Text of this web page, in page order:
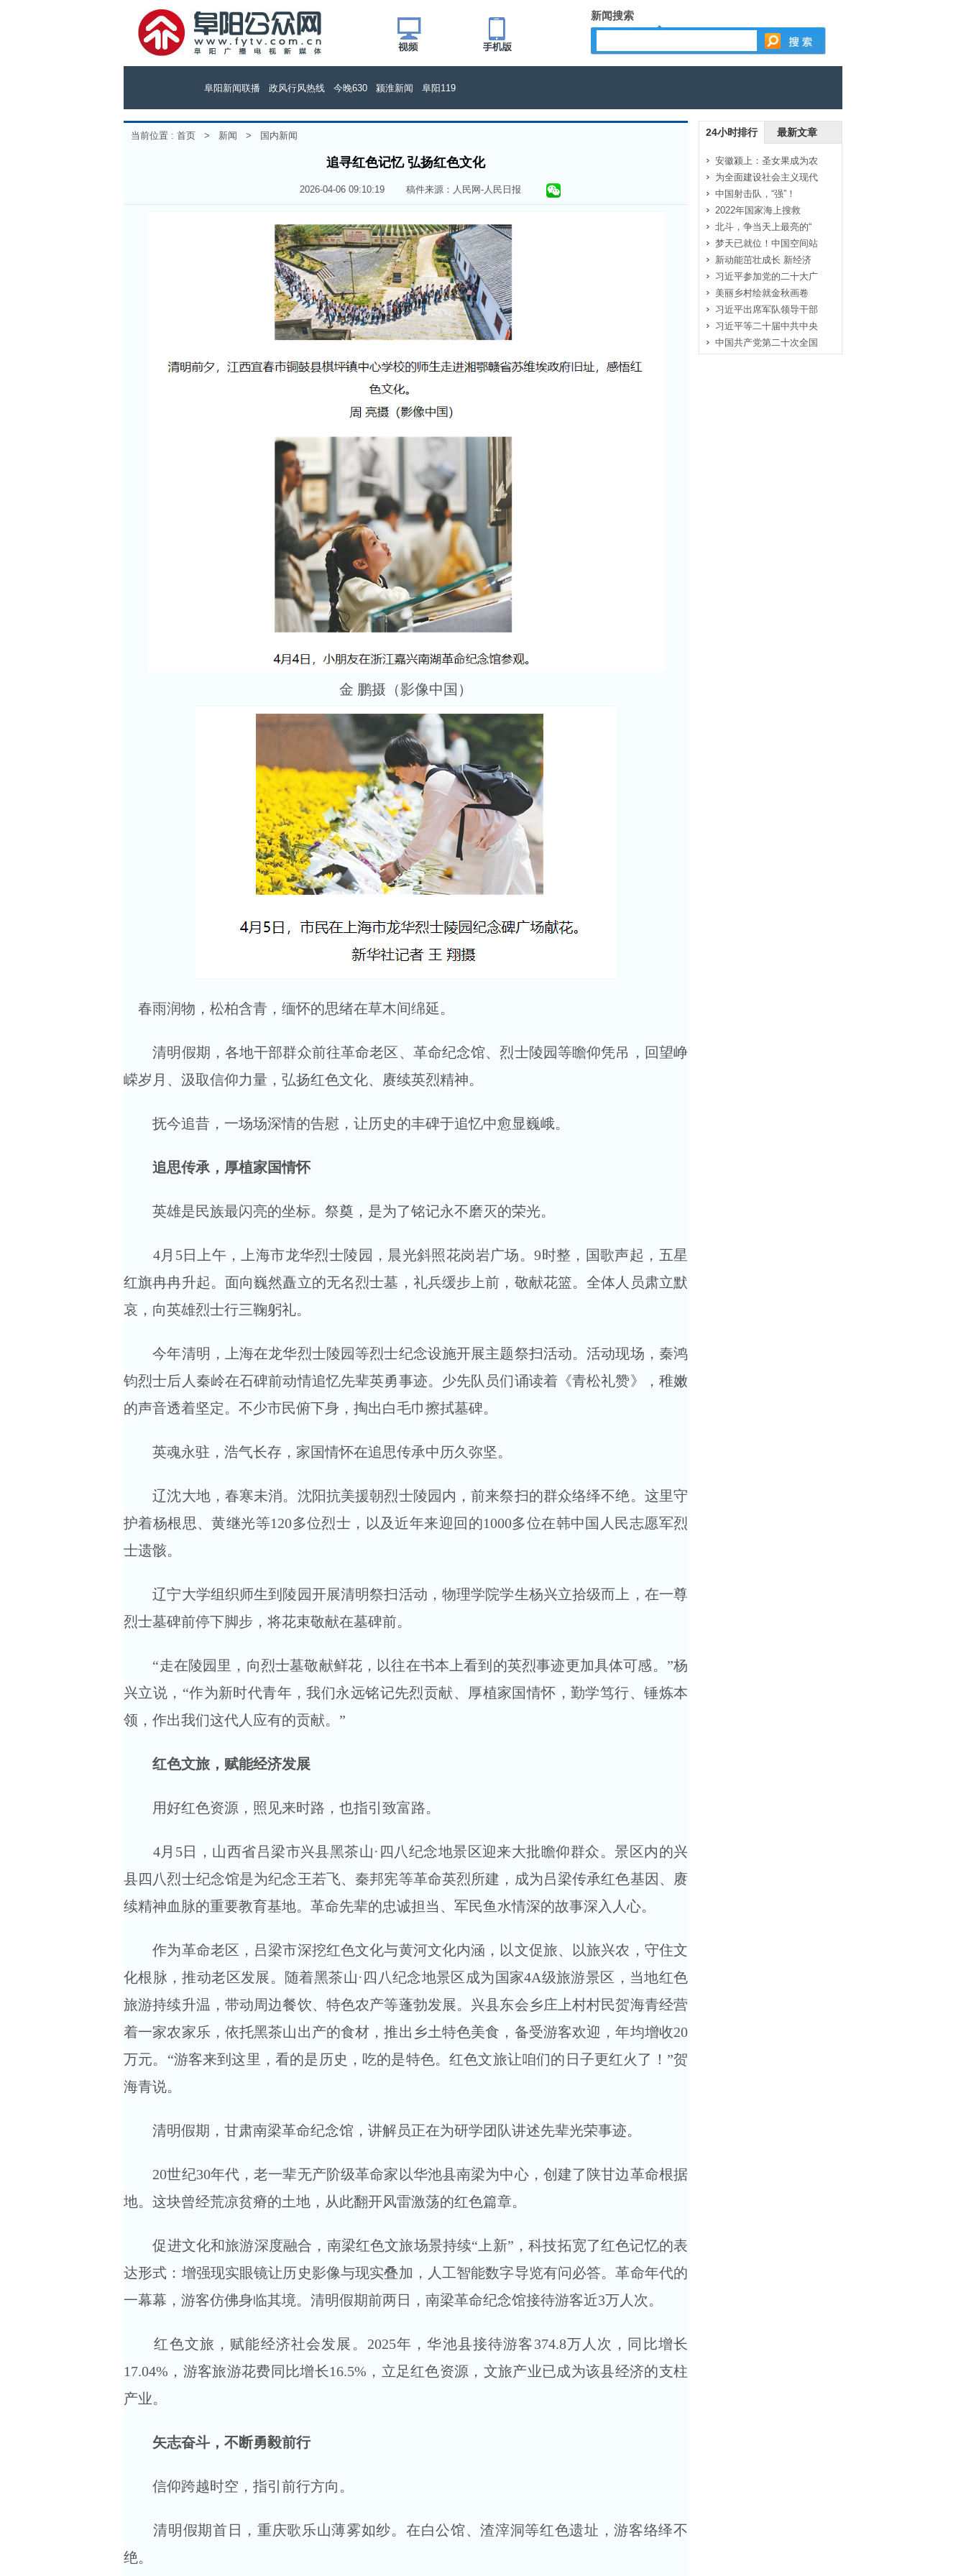
新闻搜索
阜阳新闻联播 政风行风热线 今晚630 颍淮新闻 阜阳119
当前位置 : 首页 > 新闻 > 国内新闻
追寻红色记忆 弘扬红色文化
2026-04-06 09:10:19 稿件来源：人民网-人民日报
金 鹏摄（影像中国）
春雨润物，松柏含青，缅怀的思绪在草木间绵延。
清明假期，各地干部群众前往革命老区、革命纪念馆、烈士陵园等瞻仰凭吊，回望峥
嵘岁月、汲取信仰力量，弘扬红色文化、赓续英烈精神。
抚今追昔，一场场深情的告慰，让历史的丰碑于追忆中愈显巍峨。
追思传承，厚植家国情怀
英雄是民族最闪亮的坐标。祭奠，是为了铭记永不磨灭的荣光。
4月5日上午，上海市龙华烈士陵园，晨光斜照花岗岩广场。9时整，国歌声起，五星
红旗冉冉升起。面向巍然矗立的无名烈士墓，礼兵缓步上前，敬献花篮。全体人员肃立默
哀，向英雄烈士行三鞠躬礼。
今年清明，上海在龙华烈士陵园等烈士纪念设施开展主题祭扫活动。活动现场，秦鸿
钧烈士后人秦岭在石碑前动情追忆先辈英勇事迹。少先队员们诵读着《青松礼赞》，稚嫩
的声音透着坚定。不少市民俯下身，掏出白毛巾擦拭墓碑。
英魂永驻，浩气长存，家国情怀在追思传承中历久弥坚。
辽沈大地，春寒未消。沈阳抗美援朝烈士陵园内，前来祭扫的群众络绎不绝。这里守
护着杨根思、黄继光等120多位烈士，以及近年来迎回的1000多位在韩中国人民志愿军烈
士遗骸。
辽宁大学组织师生到陵园开展清明祭扫活动，物理学院学生杨兴立拾级而上，在一尊
烈士墓碑前停下脚步，将花束敬献在墓碑前。
“走在陵园里，向烈士墓敬献鲜花，以往在书本上看到的英烈事迹更加具体可感。”杨
兴立说，“作为新时代青年，我们永远铭记先烈贡献、厚植家国情怀，勤学笃行、锤炼本
领，作出我们这代人应有的贡献。”
红色文旅，赋能经济发展
用好红色资源，照见来时路，也指引致富路。
4月5日，山西省吕梁市兴县黑茶山·四八纪念地景区迎来大批瞻仰群众。景区内的兴
县四八烈士纪念馆是为纪念王若飞、秦邦宪等革命英烈所建，成为吕梁传承红色基因、赓
续精神血脉的重要教育基地。革命先辈的忠诚担当、军民鱼水情深的故事深入人心。
作为革命老区，吕梁市深挖红色文化与黄河文化内涵，以文促旅、以旅兴农，守住文
化根脉，推动老区发展。随着黑茶山·四八纪念地景区成为国家4A级旅游景区，当地红色
旅游持续升温，带动周边餐饮、特色农产等蓬勃发展。兴县东会乡庄上村村民贺海青经营
着一家农家乐，依托黑茶山出产的食材，推出乡土特色美食，备受游客欢迎，年均增收20
万元。“游客来到这里，看的是历史，吃的是特色。红色文旅让咱们的日子更红火了！”贺
海青说。
清明假期，甘肃南梁革命纪念馆，讲解员正在为研学团队讲述先辈光荣事迹。
20世纪30年代，老一辈无产阶级革命家以华池县南梁为中心，创建了陕甘边革命根据
地。这块曾经荒凉贫瘠的土地，从此翻开风雷激荡的红色篇章。
促进文化和旅游深度融合，南梁红色文旅场景持续“上新”，科技拓宽了红色记忆的表
达形式：增强现实眼镜让历史影像与现实叠加，人工智能数字导览有问必答。革命年代的
一幕幕，游客仿佛身临其境。清明假期前两日，南梁革命纪念馆接待游客近3万人次。
红色文旅，赋能经济社会发展。2025年，华池县接待游客374.8万人次，同比增长
17.04%，游客旅游花费同比增长16.5%，立足红色资源，文旅产业已成为该县经济的支柱
产业。
矢志奋斗，不断勇毅前行
信仰跨越时空，指引前行方向。
清明假期首日，重庆歌乐山薄雾如纱。在白公馆、渣滓洞等红色遗址，游客络绎不
绝。
24小时排行 最新文章
安徽颍上：圣女果成为农
为全面建设社会主义现代
中国射击队，“强”！
2022年国家海上搜救
北斗，争当天上最亮的“
梦天已就位！中国空间站
新动能茁壮成长 新经济
习近平参加党的二十大广
美丽乡村绘就金秋画卷
习近平出席军队领导干部
习近平等二十届中共中央
中国共产党第二十次全国